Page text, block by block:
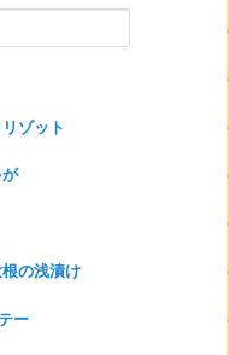
ゾット
の浅漬け
ー